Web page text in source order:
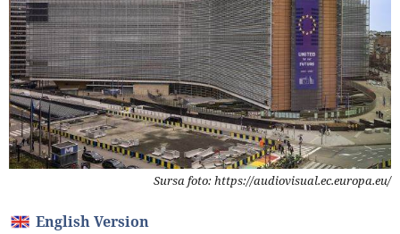
Sursa foto: https://audiovisual.ec.europa.eu/
English Version